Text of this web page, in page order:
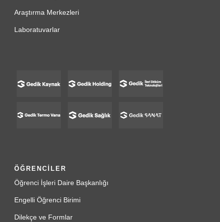
Araştırma Merkezleri
Laboratuvarlar
ÖĞRENCİLER
Öğrenci İşleri Daire Başkanlığı
Engelli Öğrenci Birimi
Dilekçe ve Formlar